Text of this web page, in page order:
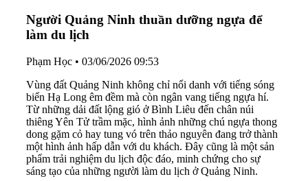
Người Quảng Ninh thuần dưỡng ngựa để
làm du lịch
Phạm Học • 03/06/2026 09:53
Vùng đất Quảng Ninh không chỉ nổi danh với tiếng sóng
biển Hạ Long êm đềm mà còn ngân vang tiếng ngựa hí.
Từ những dải đất lộng gió ở Bình Liêu đến chân núi
thiêng Yên Tử trầm mặc, hình ảnh những chú ngựa thong
dong gặm cỏ hay tung vó trên thảo nguyên đang trở thành
một hình ảnh hấp dẫn với du khách. Đây cũng là một sản
phẩm trải nghiệm du lịch độc đáo, minh chứng cho sự
sáng tạo của những người làm du lịch ở Quảng Ninh.